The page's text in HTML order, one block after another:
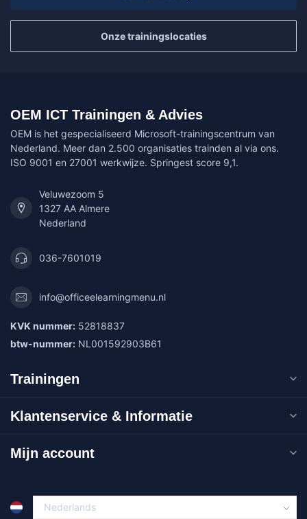
Onze trainingslocaties
OEM ICT Trainingen & Advies
OEM is het gespecialiseerd Microsoft-trainingscentrum van
Nederland. Meer dan 2.500 organisaties trainden al via ons.
ISO 9001 en 27001 werkwijze. Springest score 9,1.
Veluwezoom 5
1327 AA Almere
Nederland
036-7601019
info@officeelearningmenu.nl
KVK nummer: 52818837
btw-nummer: NL001592903B61
Trainingen
Klantenservice & Informatie
Mijn account